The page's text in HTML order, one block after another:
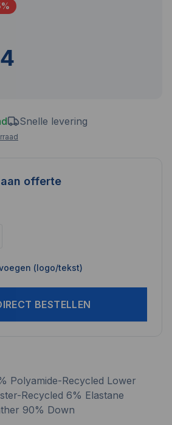
%
Snelle levering
offerte
(logo/tekst)
BESTELLEN
Polyamide-Recycled Lower
Recycled 6% Elastane
90% Down